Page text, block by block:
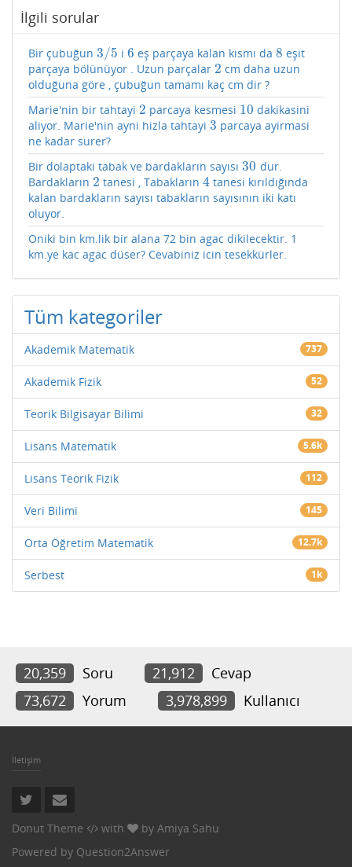
İlgili sorular
Bir çubuğun 3/5
3/5 i6
6 eş parçaya kalan kısmı da8
8 eşit
parçaya bölünüyor . Uzun parçalar 2
2 cm daha uzun
olduğuna göre , çubuğun tamamı kaç cm dir ?
Marie'nin bir tahtayi 2
2 parcaya kesmesi 10
10 dakikasini
aliyor. Marie'nin ayni hizla tahtayi 3
3 parcaya ayirmasi
ne kadar surer?
Bir dolaptaki tabak ve bardakların sayısı 30
30 dur.
Bardakların 2
2 tanesi , Tabakların 4
4tanesi kırıldığında
kalan bardakların sayısı tabakların sayısının iki katı
oluyor.
Oniki bin km.lik bir alana 72 bin agac dikilecektir. 1
km.ye kac agac düser? Cevabiniz icin tesekkürler.
Tüm kategoriler
Akademik Matematik 737
Akademik Fizik 52
Teorik Bilgisayar Bilimi 32
Lisans Matematik 5.6k
Lisans Teorik Fizik 112
Veri Bilimi 145
Orta Öğretim Matematik 12.7k
Serbest 1k
20,359 Soru 21,912
Cevap
73,672
Yorum 3,978,899 Kullanıcı
İletişim
Donut Theme with by Amiya Sahu
Powered by Question2Answer